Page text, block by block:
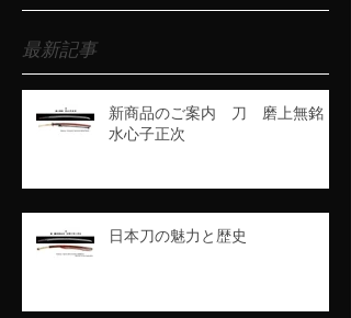
最新記事
新商品のご案内 刀 磨上無銘
水心子正次
日本刀の魅力と歴史